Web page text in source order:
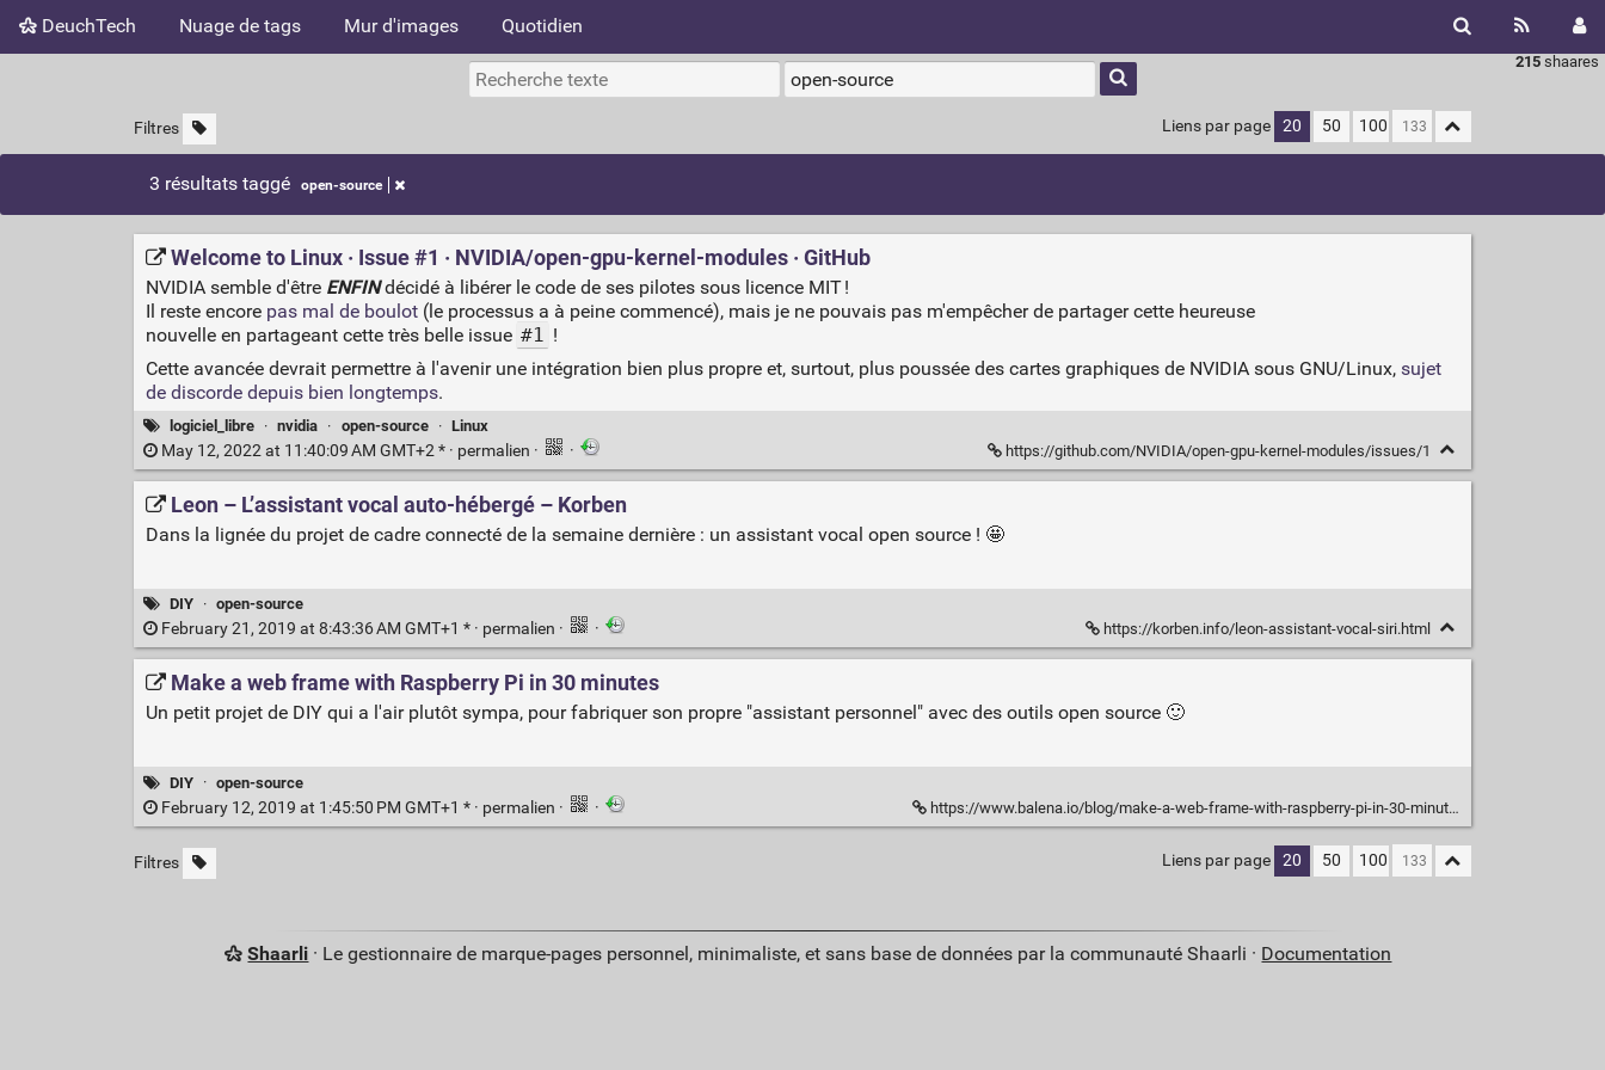
DeuchTech Nuage de tags Mur d'images Quotidien
215 shaares
Filtres Liens par page 20 50 100
3 résultats taggé open-source
Welcome to Linux · Issue #1 · NVIDIA/open-gpu-kernel-modules · GitHub
NVIDIA semble d'être ENFINdécidé à libérer le code de ses pilotes sous licence MIT !
Il reste encore pas mal de boulot(le processus a à peine commencé), mais je ne pouvais pas m'empêcher de partager cette heureuse
nouvelle en partageant cette très belle issue #1 !
Cette avancée devrait permettre à l'avenir une intégration bien plus propre et, surtout, plus poussée des cartes graphiques de NVIDIA sous GNU/Linux, sujet
de discorde depuis bien longtemps.
logiciel_libre · nvidia · open-source · Linux
May 12, 2022 at 11:40:09 AM GMT+2 * · permalien · · https://github.com/NVIDIA/open-gpu-kernel-modules/issues/1
Leon – L’assistant vocal auto-hébergé – Korben
Dans la lignée du projet de cadre connecté de la semaine dernière : un assistant vocal open source ! 🤩
DIY · open-source
February 21, 2019 at 8:43:36 AM GMT+1 * · permalien · · https://korben.info/leon-assistant-vocal-siri.html
Make a web frame with Raspberry Pi in 30 minutes
Un petit projet de DIY qui a l'air plutôt sympa, pour fabriquer son propre "assistant personnel" avec des outils open source 🙂
DIY · open-source
February 12, 2019 at 1:45:50 PM GMT+1 * · permalien · · https://www.balena.io/blog/make-a-web-frame-with-raspberry-pi-in-30-minutes/
Filtres Liens par page 20 50 100
Shaarli · Le gestionnaire de marque-pages personnel, minimaliste, et sans base de données par la communauté Shaarli · Documentation